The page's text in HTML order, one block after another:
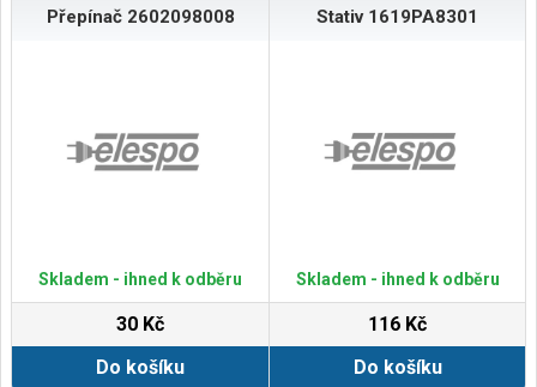
Přepínač 2602098008
Skladem - ihned k odběru
30 Kč
Do košíku
Stativ 1619PA8301
Skladem - ihned k odběru
116 Kč
Do košíku